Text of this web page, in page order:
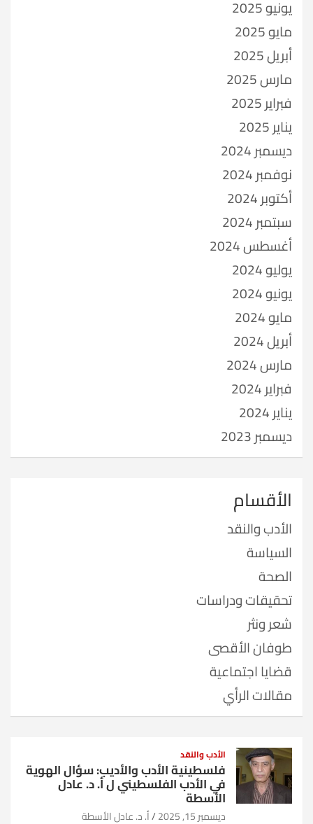
يونيو 2025
مايو 2025
أبريل 2025
مارس 2025
فبراير 2025
يناير 2025
ديسمبر 2024
نوفمبر 2024
أكتوبر 2024
سبتمبر 2024
أغسطس 2024
يوليو 2024
يونيو 2024
مايو 2024
أبريل 2024
مارس 2024
فبراير 2024
يناير 2024
ديسمبر 2023
الأقسام
الأدب والنقد
السياسة
الصحة
تحقيقات ودراسات
شعر ونثر
طوفان الأقصى
قضايا اجتماعية
مقالات الرأي
الأدب والنقد
فلسطينية الأدب والأديب: سؤال الهوية
في الأدب الفلسطيني ل أ. د. عادل
الأسطة
ديسمبر 15, 2025 أ. د. عادل الأسطة